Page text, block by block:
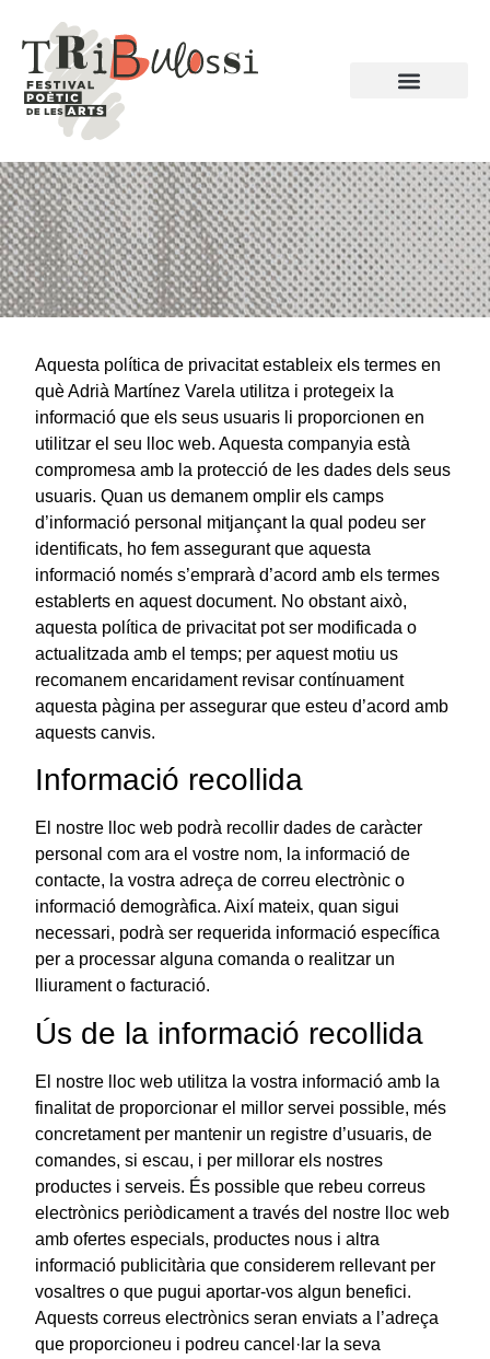
Aquesta política de privacitat estableix els termes en
què Adrià Martínez Varela utilitza i protegeix la
informació que els seus usuaris li proporcionen en
utilitzar el seu lloc web. Aquesta companyia està
compromesa amb la protecció de les dades dels seus
usuaris. Quan us demanem omplir els camps
d’informació personal mitjançant la qual podeu ser
identificats, ho fem assegurant que aquesta
informació només s’emprarà d’acord amb els termes
establerts en aquest document. No obstant això,
aquesta política de privacitat pot ser modificada o
actualitzada amb el temps; per aquest motiu us
recomanem encaridament revisar contínuament
aquesta pàgina per assegurar que esteu d’acord amb
aquests canvis.
Informació recollida
El nostre lloc web podrà recollir dades de caràcter
personal com ara el vostre nom, la informació de
contacte, la vostra adreça de correu electrònic o
informació demogràfica. Així mateix, quan sigui
necessari, podrà ser requerida informació específica
per a processar alguna comanda o realitzar un
lliurament o facturació.
Ús de la informació recollida
El nostre lloc web utilitza la vostra informació amb la
finalitat de proporcionar el millor servei possible, més
concretament per mantenir un registre d’usuaris, de
comandes, si escau, i per millorar els nostres
productes i serveis. És possible que rebeu correus
electrònics periòdicament a través del nostre lloc web
amb ofertes especials, productes nous i altra
informació publicitària que considerem rellevant per
vosaltres o que pugui aportar-vos algun benefici.
Aquests correus electrònics seran enviats a l’adreça
que proporcioneu i podreu cancel·lar la seva